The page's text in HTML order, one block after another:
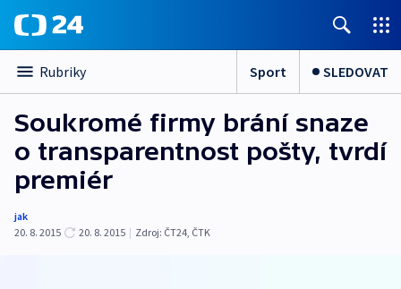
Rubriky Sport SLEDOVAT
Soukromé firmy brání snaze
o transparentnost pošty, tvrdí
premiér
jak
20. 8. 2015
20. 8. 2015 | Zdroj: ČT24, ČTK